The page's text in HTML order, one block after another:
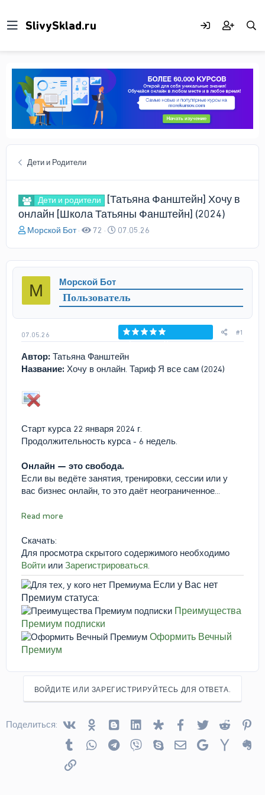
Дети и Родители
Дети и родители
[Татьяна Фанштейн] Хочу в
онлайн [Школа Татьяны Фанштейн] (2024)
А
о
р
е
ы
Морской Бот 72
Д
а
ч
а
л
07.05.26
М Морской Бот
Пользователь
07.05.26
Голосов: 0
#1
Автор: Татьяна Фанштейн
Название: Хочу в онлайн. Тариф Я все сам (2024)
Старт курса 22 января 2024 г.
Продолжительность курса - 6 недель.
Онлайн — это свобода.
Если вы ведёте занятия, тренировки, сессии или у
вас бизнес онлайн, то это даёт неограниченное...
Read more
Скачать:
Для просмотра скрытого содержимого необходимо
Войти или Зарегистрироваться
Если у Вас нет
Премиум статуса:
Преимущества
Премиум подписки
Оформить Вечный
Премиум
ВОЙДИТЕ ИЛИ ЗАРЕГИСТРИРУЙТЕСЬ ДЛЯ ОТВЕТА.
Поделиться: VkontakteOdnoklassniki
Blogger Linked InDiasporaFacebook
TwitterReddit
Tumblr WhatsAppTelegram
Viber SkypeЭлектронная почта
Google Yahoo
Ссылка